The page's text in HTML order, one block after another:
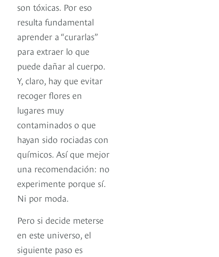
son tóxicas. Por eso
resulta fundamental
aprender a “curarlas”
para extraer lo que
puede dañar al cuerpo.
Y, claro, hay que evitar
recoger flores en
lugares muy
contaminados o que
hayan sido rociadas con
químicos. Así que mejor
una recomendación: no
experimente porque sí.
Ni por moda.
Pero si decide meterse
en este universo, el
siguiente paso es